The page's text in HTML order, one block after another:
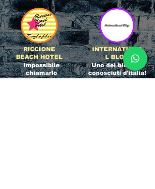
RICCIONE
BEACH HOTEL
Impossibile
chiamarlo
INTERNATIONA
L BLOG
Uno dei blog più
conosciuti d'italia!